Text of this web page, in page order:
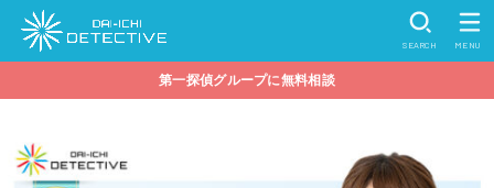
SEARCH MENU
第一探偵グループに無料相談